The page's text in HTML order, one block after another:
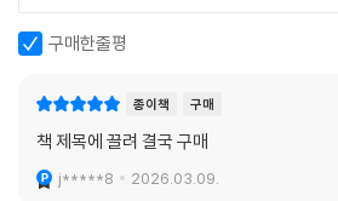
구매한줄평
종이책 구매
책 제목에 끌려 결국 구매
j*****8 2026.03.09.